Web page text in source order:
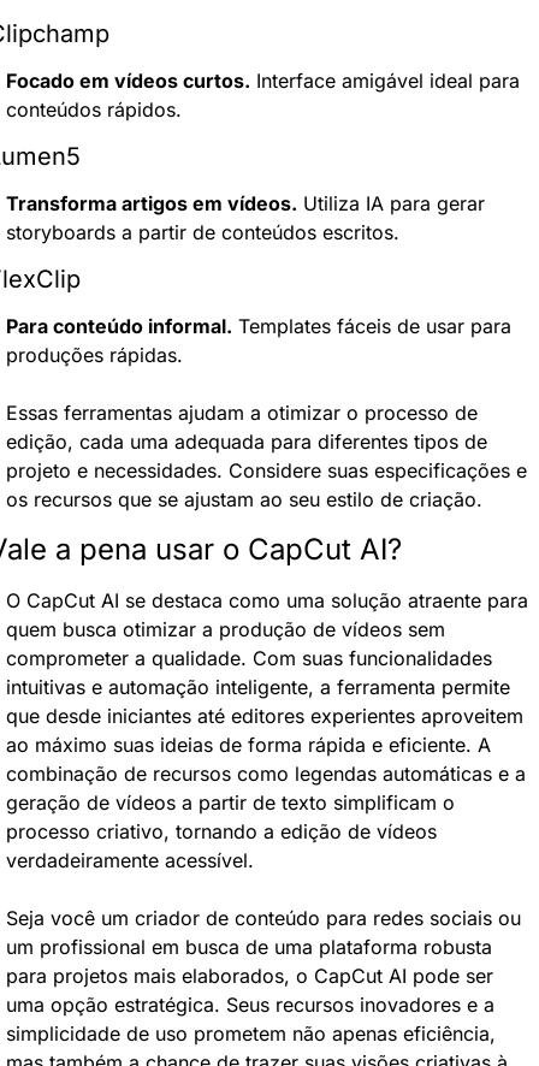
Focado em vídeos curtos. Interface amigável ideal para
conteúdos rápidos.
Transforma artigos em vídeos. Utiliza IA para gerar
storyboards a partir de conteúdos escritos.
Para conteúdo informal. Templates fáceis de usar para
produções rápidas.
Essas ferramentas ajudam a otimizar o processo de
edição, cada uma adequada para diferentes tipos de
projeto e necessidades. Considere suas especificações e
os recursos que se ajustam ao seu estilo de criação.
a pena usar o CapCut AI?
O CapCut AI se destaca como uma solução atraente para
quem busca otimizar a produção de vídeos sem
comprometer a qualidade. Com suas funcionalidades
intuitivas e automação inteligente, a ferramenta permite
que desde iniciantes até editores experientes aproveitem
ao máximo suas ideias de forma rápida e eficiente. A
combinação de recursos como legendas automáticas e a
geração de vídeos a partir de texto simplificam o
processo criativo, tornando a edição de vídeos
verdadeiramente acessível.
Seja você um criador de conteúdo para redes sociais ou
um profissional em busca de uma plataforma robusta
para projetos mais elaborados, o CapCut AI pode ser
uma opção estratégica. Seus recursos inovadores e a
simplicidade de uso prometem não apenas eficiência,